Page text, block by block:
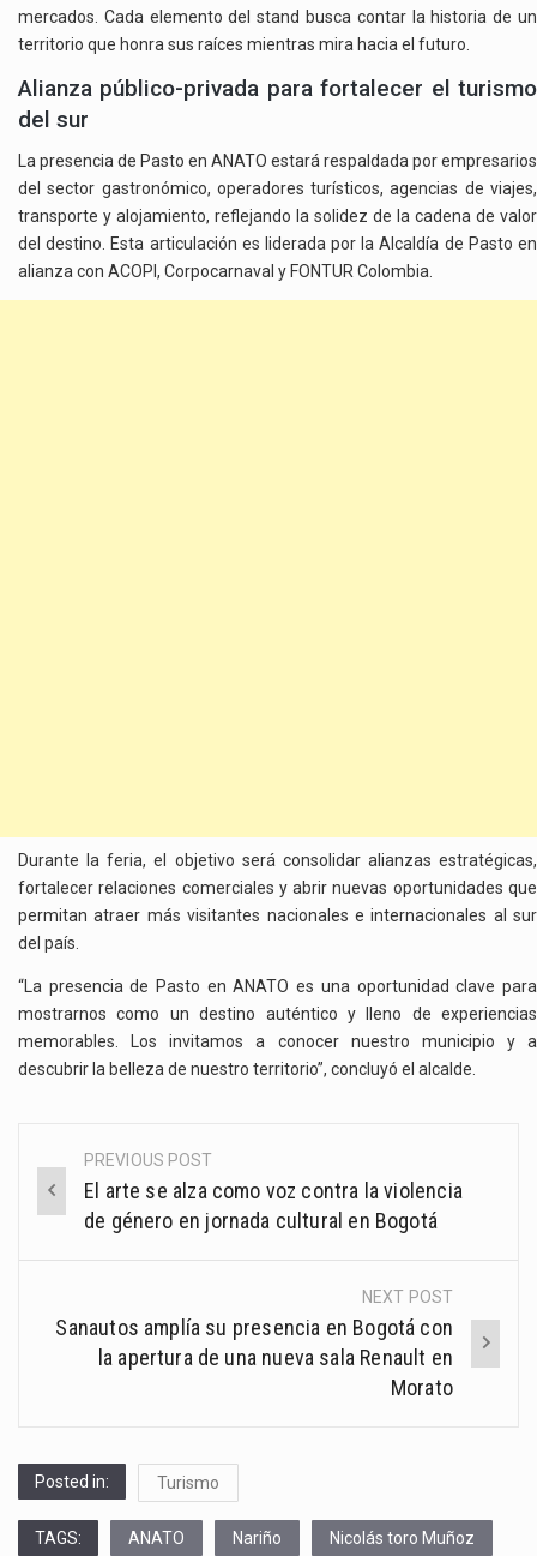
mercados. Cada elemento del stand busca contar la historia de un
territorio que honra sus raíces mientras mira hacia el futuro.
Alianza público-privada para fortalecer el turismo
del sur
La presencia de Pasto en ANATO estará respaldada por empresarios
del sector gastronómico, operadores turísticos, agencias de viajes,
transporte y alojamiento, reflejando la solidez de la cadena de valor
del destino. Esta articulación es liderada por la Alcaldía de Pasto en
alianza con ACOPI , Corpocarnaval y FONTUR Colombia
Durante la feria, el objetivo será consolidar alianzas estratégicas,
fortalecer relaciones comerciales y abrir nuevas oportunidades que
permitan atraer más visitantes nacionales e internacionales al sur
del país.
“La presencia de Pasto en ANATO es una oportunidad clave para
mostrarnos como un destino auténtico y lleno de experiencias
memorables. Los invitamos a conocer nuestro municipio y a
descubrir la belleza de nuestro territorio”, concluyó el alcalde.
Post
navigation
PREVIOUS POST
El arte se alza como voz contra la violencia
de género en jornada cultural en Bogotá
NEXT POST
Sanautos amplía su presencia en Bogotá con
la apertura de una nueva sala Renault en
Morato
Posted in: Turismo
TAGS: ANATO Nariño Nicolás toro Muñoz